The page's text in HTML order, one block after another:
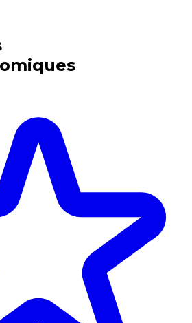
inoubliables : Expériences